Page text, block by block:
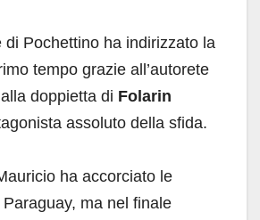
di Pochettino ha indirizzato la
tempo grazie all’autorete
doppietta di Folarin
assoluto della sfida.
ha accorciato le
ma nel finale